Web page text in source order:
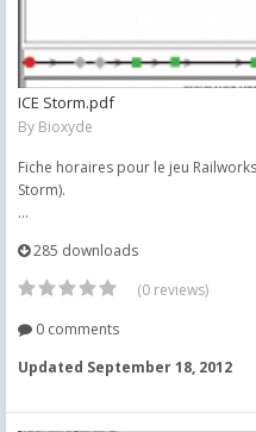
ICE Storm.pdf
By Bioxyde
Fiche horaires pour le jeu
Storm).
...
285 downloads
(0 reviews)
0 comments
Updated September 18, 2012